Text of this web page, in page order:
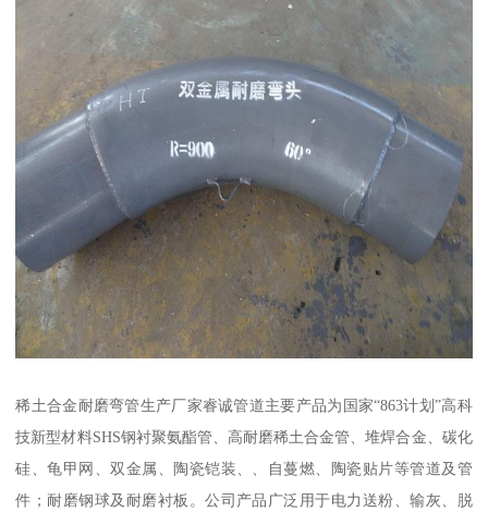
稀土合金耐磨弯管生产厂家睿诚管道主要产品为国家“863计划”高科
技新型材料SHS钢衬聚氨酯管、高耐磨稀土合金管、堆焊合金、碳化
硅、龟甲网、双金属、陶瓷铠装、、自蔓燃、陶瓷贴片等管道及管
件；耐磨钢球及耐磨衬板。公司产品广泛用于电力送粉、输灰、脱